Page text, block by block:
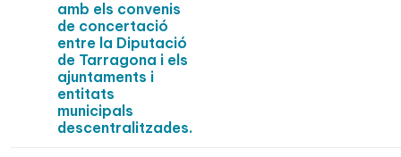
amb els convenis
de concertació
entre la Diputació
de Tarragona i els
ajuntaments i
entitats
municipals
descentralitzades.